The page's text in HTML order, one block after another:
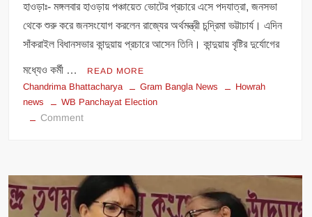
হাওড়াঃ- মঙ্গলবার হাওড়ায় পঞ্চায়েত ভোটের প্রচারে এসে পদযাত্রা, জনসভা
থেকে শুরু করে জনসংযোগ করলেন রাজ্যের অর্থমন্ত্রী চন্দ্রিমা ভট্টাচার্য। এদিন
সাঁকরাইল বিধানসভার কান্দুয়ায় প্রচারে আসেন তিনি। কান্দুয়ায় বৃষ্টির দুর্যোগের
মধ্যেও কর্মী … READ MORE
Chandrima Bhattacharya Gram Bangla News
Howrah
news
WB Panchayat Election
Commenton
চন্দ্রিমা।